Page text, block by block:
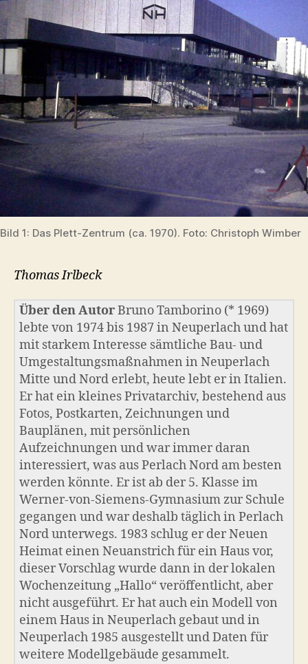
Bild 1: Das Plett-Zentrum (ca. 1970). Foto: Christoph Wimber
Thomas Irlbeck
Über den AutorBruno Tamborino (* 1969)
lebte von 1974 bis 1987 in Neuperlach und hat
mit starkem Interesse sämtliche Bau- und
Umgestaltungsmaßnahmen in Neuperlach
Mitte und Nord erlebt, heute lebt er in Italien.
Er hat ein kleines Privatarchiv, bestehend aus
Fotos, Postkarten, Zeichnungen und
Bauplänen, mit persönlichen
Aufzeichnungen und war immer daran
interessiert, was aus Perlach Nord am besten
werden könnte. Er ist ab der 5. Klasse im
Werner-von-Siemens-Gymnasium zur Schule
gegangen und war deshalb täglich in Perlach
Nord unterwegs. 1983 schlug er der Neuen
Heimat einen Neuanstrich für ein Haus vor,
dieser Vorschlag wurde dann in der lokalen
Wochenzeitung „Hallo“ veröffentlicht, aber
nicht ausgeführt. Er hat auch ein Modell von
einem Haus in Neuperlach gebaut und in
Neuperlach 1985 ausgestellt und Daten für
weitere Modellgebäude gesammelt.